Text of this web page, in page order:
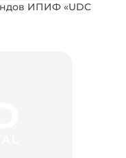
ИПИФ «UDC